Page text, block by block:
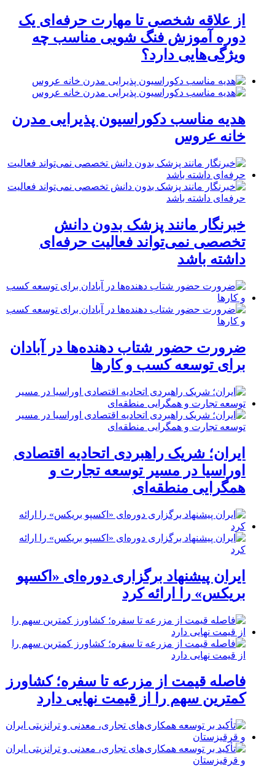
از علاقه شخصی تا مهارت حرفه‌ای یک
دوره آموزش فنگ شویی مناسب چه
ویژگی‌هایی دارد؟
هدیه مناسب دکوراسیون پذیرایی مدرن
خانه عروس
خبرنگار مانند پزشک بدون دانش
تخصصی نمی‌تواند فعالیت حرفه‌ای
داشته باشد
ضرورت حضور شتاب ‌دهنده‌ها در آبادان
برای توسعه کسب‌ و کارها
ایران؛ شریک راهبردی اتحادیه اقتصادی
اوراسیا در مسیر توسعه تجارت و
همگرایی منطقه‌ای
ایران پیشنهاد برگزاری دوره‌ای «اکسپو
بریکس» را ارائه کرد
فاصله قیمت از مزرعه تا سفره؛ کشاورز
کمترین سهم را از قیمت نهایی دارد